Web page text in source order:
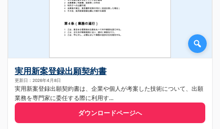
実用新案登録出願契約書
更新日：2026年4月8日
実用新案登録出願契約書は、企業や個人が考案した技術について、出願
業務を専門家に委任する際に利用す...
ダウンロードページへ